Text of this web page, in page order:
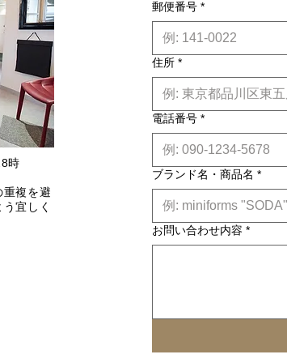
時
複を避
宜しく
郵便番号 *
住所 *
電話番号 *
ブランド名・商品名 *
お問い合わせ内容 *